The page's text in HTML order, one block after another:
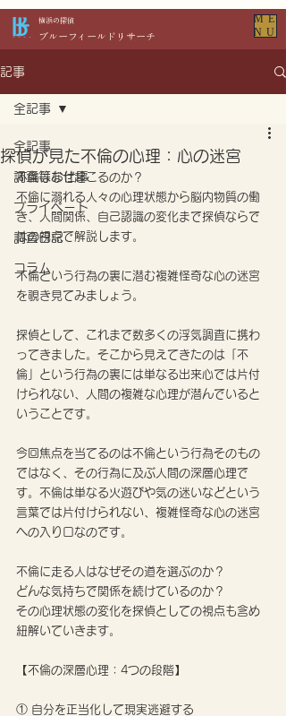
​横浜の探偵
​ブルーフィールドリサーチ
ME
NU
記事
全記事
調査等お仕事
プライベート
調査日記
コラム
全記事
探偵が見た不倫の心理：心の迷宮
不倫はなぜ起こるのか？
不倫に溺れる人々の心理状態から脳内物質の働
き、人間関係、自己認識の変化まで探偵ならで
はの視点で解説します。
不倫という行為の裏に潜む複雑怪奇な心の迷宮
を覗き見てみましょう。
探偵として、これまで数多くの浮気調査に携わ
ってきました。そこから見えてきたのは「不
倫」という行為の裏には単なる出来心では片付
けられない、人間の複雑な心理が潜んでいると
いうことです。
今回焦点を当てるのは不倫という行為そのもの
ではなく、その行為に及ぶ人間の深層心理で
す。不倫は単なる火遊びや気の迷いなどという
言葉では片付けられない、複雑怪奇な心の迷宮
への入り口なのです。
不倫に走る人はなぜその道を選ぶのか？
どんな気持ちで関係を続けているのか？
その心理状態の変化を探偵としての視点も含め
紐解いていきます。
【不倫の深層心理：4つの段階】
① 自分を正当化して現実逃避する